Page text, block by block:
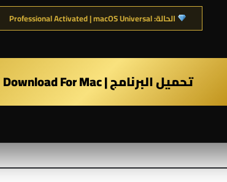
الحالة: Professional Activated | macOS Universal
تحميل البرنامج | Download For Mac